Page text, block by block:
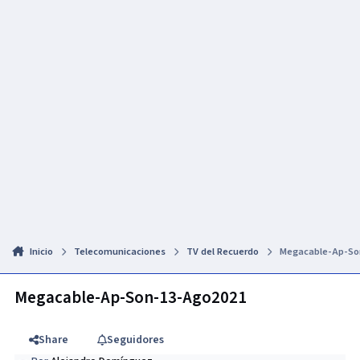
Inicio Telecomunicaciones TV del Recuerdo Megacable-Ap-
Megacable-Ap-Son-13-Ago2021
Share
Seguidores